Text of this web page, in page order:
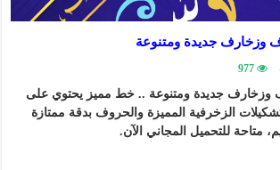
وزخارف جديدة ومتنوعة
977
جديدة ومتنوعة .. خط مميز يحتوي على
من التشكيلات الزخرفية المميزة والحروف بدقة ممتازة
متاحة للتحميل المجاني الآن.